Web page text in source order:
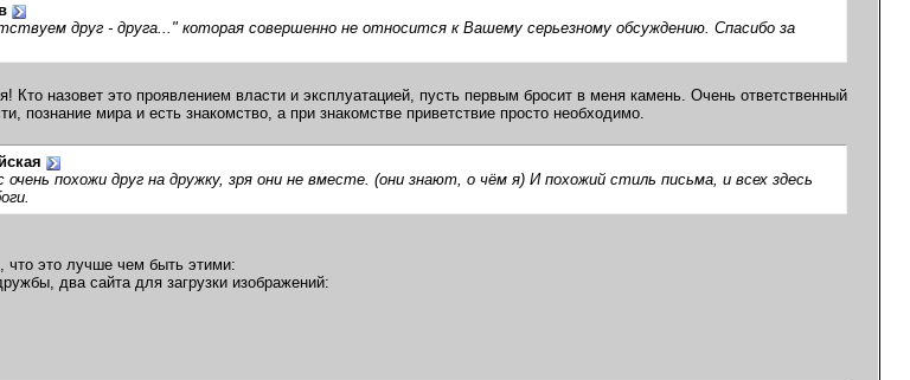
друг - друга..." которая совершенно не относится к Вашему серьезному обсуждению. Спасибо за
Кто назовет это проявлением власти и эксплуатацией, пусть первым бросит в меня камень. Очень ответственный
познание мира и есть знакомство, а при знакомстве приветствие просто необходимо.
похожи друг на дружку, зря они не вместе. (они знают, о чём я) И похожий стиль письма, и всех здесь
что это лучше чем быть этими:
два сайта для загрузки изображений: